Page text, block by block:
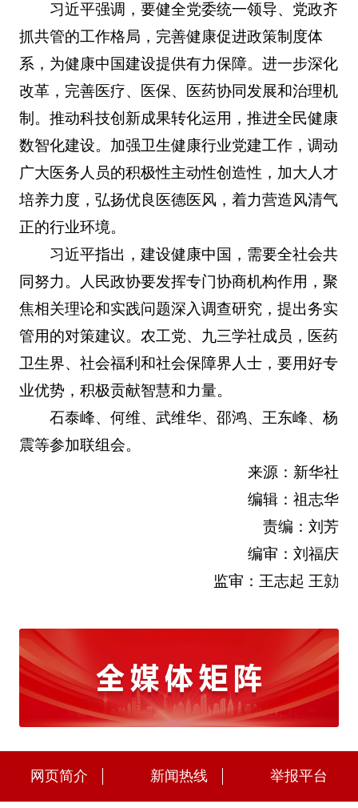
习近平强调，要健全党委统一领导、党政齐
抓共管的工作格局，完善健康促进政策制度体
系，为健康中国建设提供有力保障。进一步深化
改革，完善医疗、医保、医药协同发展和治理机
制。推动科技创新成果转化运用，推进全民健康
数智化建设。加强卫生健康行业党建工作，调动
广大医务人员的积极性主动性创造性，加大人才
培养力度，弘扬优良医德医风，着力营造风清气
正的行业环境。
习近平指出，建设健康中国，需要全社会共
同努力。人民政协要发挥专门协商机构作用，聚
焦相关理论和实践问题深入调查研究，提出务实
管用的对策建议。农工党、九三学社成员，医药
卫生界、社会福利和社会保障界人士，要用好专
业优势，积极贡献智慧和力量。
石泰峰、何维、武维华、邵鸿、王东峰、杨
震等参加联组会。
来源：新华社
编辑：祖志华
责编：刘芳
编审：刘福庆
监审：王志起 王勍
网页简介 新闻热线 举报平台